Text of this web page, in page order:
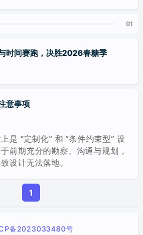
时间赛跑，决胜2026春糖季
意事项
是 “定制化” 和 “条件约束型” 设
前期充分的勘察、沟通与规划，
设计无法落地。
1
备2023033480号